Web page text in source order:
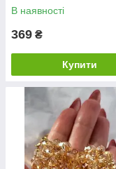
В наявності
369 ₴
Купити